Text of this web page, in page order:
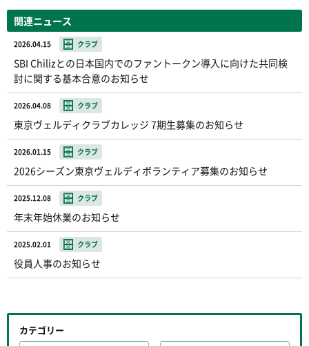
関連ニュース
2026.04.15 クラブ
SBI Chilizとの日本国内でのファントークン導入に向けた共同検
討に関する基本合意のお知らせ
2026.04.08 クラブ
東京ヴェルディクラブカレッジ 7期生募集のお知らせ
2026.01.15 クラブ
2026シーズン東京ヴェルディボランティア募集のお知らせ
2025.12.08 クラブ
年末年始休業のお知らせ
2025.02.01 クラブ
役員人事のお知らせ
カテゴリー